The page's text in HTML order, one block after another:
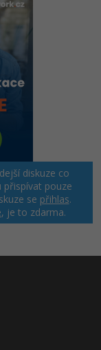
diskuze co
pouze
se přihlas.
, je to zdarma.